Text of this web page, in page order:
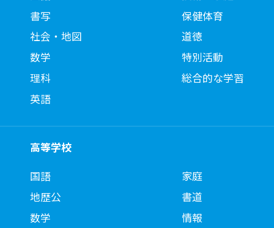
書写
社会・地図
数学
理科
英語
保健体育
道徳
特別活動
総合的な学習
高等学校
国語
地歴公
数学
家庭
書道
情報